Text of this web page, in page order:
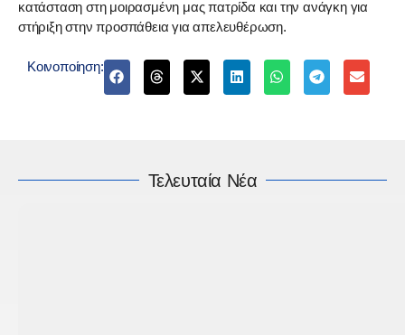
κατάσταση στη μοιρασμένη μας πατρίδα και την ανάγκη για
στήριξη στην προσπάθεια για απελευθέρωση.
Κοινοποίηση:
Τελευταία Νέα